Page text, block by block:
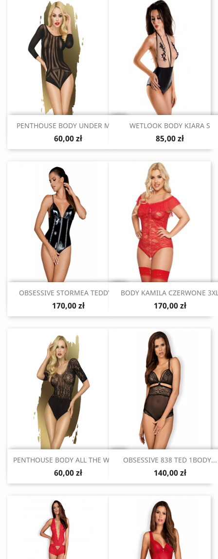
Szybki podgląd
PENTHOUSE BODY UNDER MY...
60,00 zł
Szybki podgląd
WETLOOK BODY KIARA S
85,00 zł
Szybki podgląd
OBSESSIVE STORMEA TEDDY...
170,00 zł
Szybki podgląd
BODY KAMILA CZERWONE
170,00 zł
Szybki podgląd
PENTHOUSE BODY ALL THE WAY...
60,00 zł
Szybki podgląd
OBSESSIVE 838 TED 1BODY...
140,00 zł